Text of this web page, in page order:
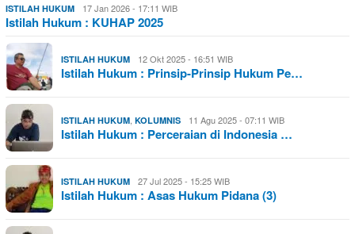
ISTILAH HUKUM 17 Jan 2026 - 17:11 WIB
Istilah Hukum : KUHAP 2025
ISTILAH HUKUM 12 Okt 2025 - 16:51 WIB
Istilah Hukum : Prinsip-Prinsip Hukum Pe…
ISTILAH HUKUM KOLUMNIS 11 Agu 2025 - 07:11 WIB
Istilah Hukum : Perceraian di Indonesia …
ISTILAH HUKUM 27 Jul 2025 - 15:25 WIB
Istilah Hukum : Asas Hukum Pidana (3)